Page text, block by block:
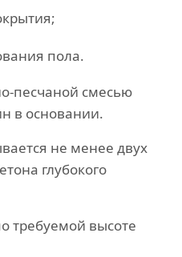
пола.
песчаной смесью
в основании.
не менее двух
глубокого
требуемой высоте